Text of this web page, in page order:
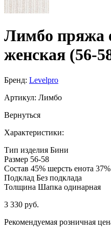
Лимбо пряжа
женская (56-
Бренд: Levelpro
Артикул: Лимбо
Вернуться
Характеристики:
Тип изделия Бини
Размер 56-58
Состав 45% шерсть енота
Подклад Без подклада
Толщина Шапка одинарная
3 330 руб.
Рекомендуемая розничная